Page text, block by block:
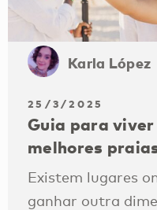
Karla López
25/3/2025
Guia para
melhores
Existem lugares
ganhar outra